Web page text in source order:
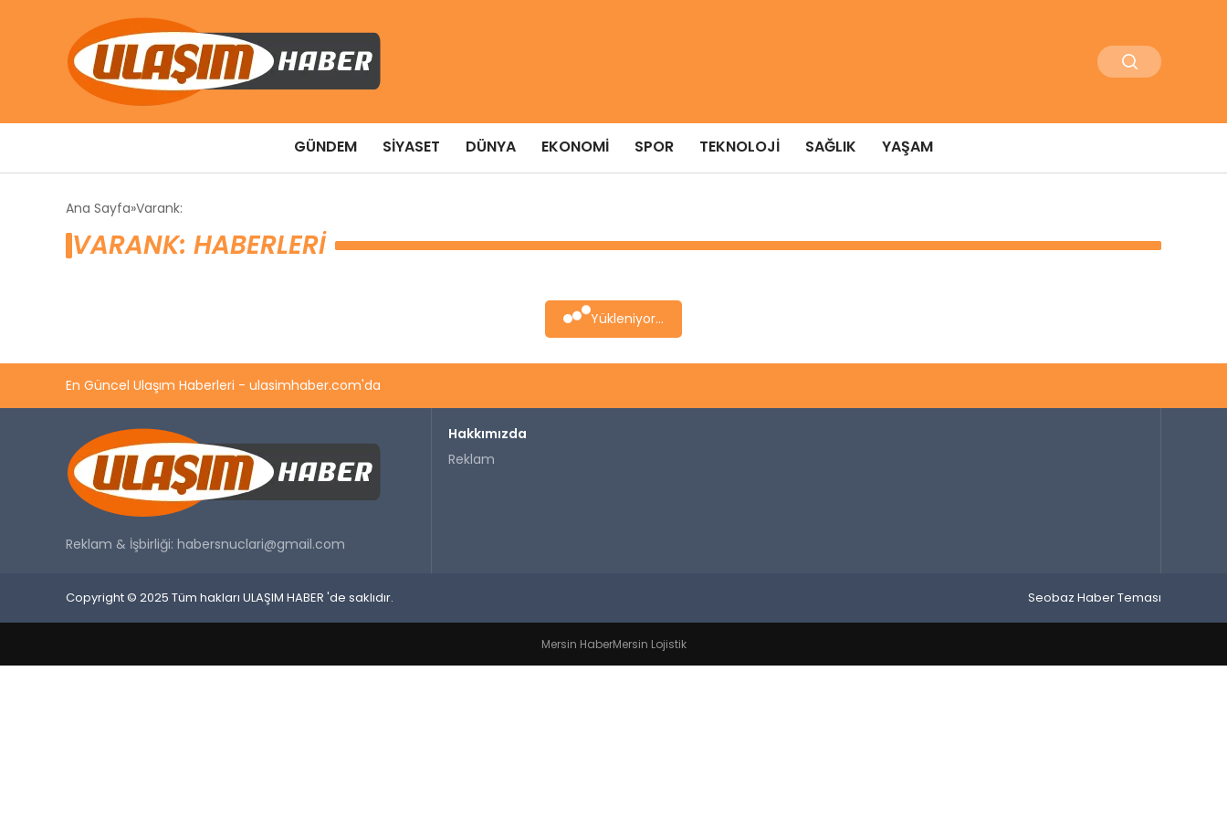
GÜNDEM SIYASET DÜNYA EKONOMI SPOR TEKNOLOJI SAĞLIK YAŞAM
Ana Sayfa Varank:
VARANK: HABERLERI
Yükleniyor...
En Güncel Ulaşım Haberleri - ulasimhaber.com'da
Reklam & İşbirliği: habersnuclari@gmail.com
Hakkımızda
Reklam
Copyright © 2025 Tüm hakları ULAŞIM HABER 'de saklıdır. Seobaz Haber Teması
Mersin HaberMersin Lojistik